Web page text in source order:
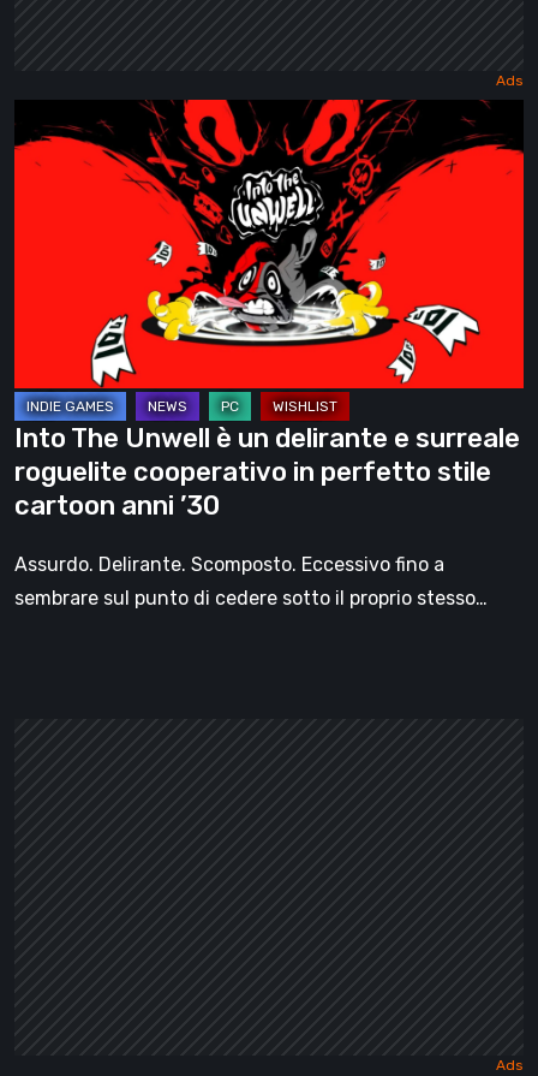
The
roguelite
cooperativo
in
perfetto
stile
cartoon
Into The Unwell è un delirante e surreale
roguelite cooperativo in perfetto stile
cartoon anni ’30
Assurdo. Delirante. Scomposto. Eccessivo fino a
sembrare sul punto di cedere sotto il proprio stesso…